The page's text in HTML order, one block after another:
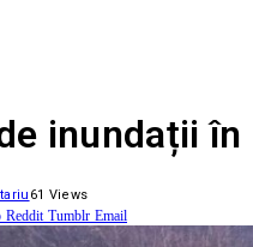
inundații în
61 Views
Reddit Tumblr Email